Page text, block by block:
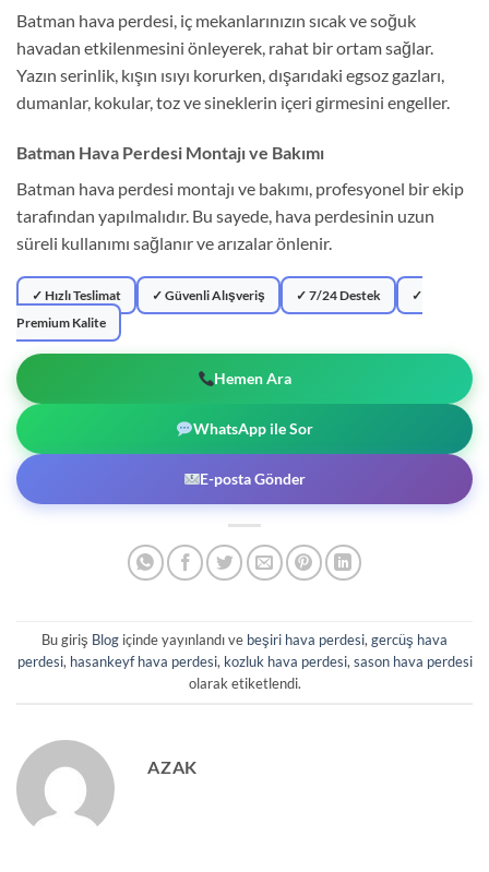
Batman hava perdesi, iç mekanlarınızın sıcak ve soğuk
havadan etkilenmesini önleyerek, rahat bir ortam sağlar.
Yazın serinlik, kışın ısıyı korurken, dışarıdaki egsoz gazları,
dumanlar, kokular, toz ve sineklerin içeri girmesini engeller.
Batman Hava Perdesi Montajı ve Bakımı
Batman hava perdesi montajı ve bakımı, profesyonel bir ekip
tarafından yapılmalıdır. Bu sayede, hava perdesinin uzun
süreli kullanımı sağlanır ve arızalar önlenir.
✓ Hızlı Teslimat ✓ Güvenli Alışveriş ✓ 7/24 Destek
✓
Premium Kalite
Hemen Ara
WhatsApp ile Sor
E-posta Gönder
Bu giriş Blog içinde yayınlandı ve beşiri hava perdesi,gercüş hava
perdesi, hasankeyf hava perdesi, kozluk hava perdesi,sason hava perdesi
olarak etiketlendi.
AZAK